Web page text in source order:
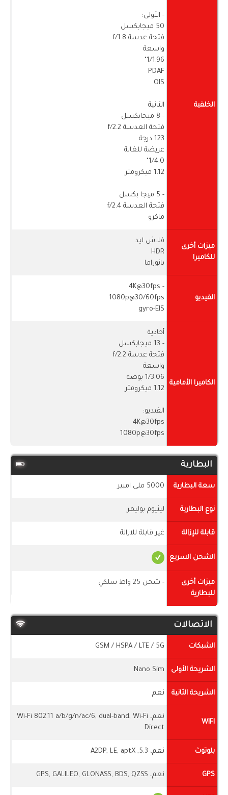
الخلفية
- الأولى:
50 ميجابكسل
فتحة عدسة f/1.8
واسعة
1/1.96"
PDAF
OIS
الثانية
- 8 ميجابكسل
فتحة العدسة f/2.2
123 درجة
عريضة للغاية
1/4.0"
1.12 ميكرومتر
- 5 ميجا بكسل
فتحة العدسة f/2.4
ماكرو
ميزات أخرى
للكاميرا
فلاش ليد
HDR
بانوراما
الفيديو
- 4K@30fps
1080p@30/60fps
gyro-EIS
الكاميرا الأمامية
أحادية
- 13 ميجابكسل
فتحة عدسة f/2.2
واسعة
1/3.06 بوصة
1.12 ميكرومتر
الفيديو:
4K@30fps
1080p@30fps
البطارية
سعة البطارية 5000 ملى امبير
نوع البطارية ليثيوم بوليمر
قابلة للإزالة غير قابلة للازالة
الشحن السريع
ميزات أخرى
للبطارية
- شحن 25 واط سلكي
الاتصالات
الشبكات GSM / HSPA / LTE / 5G
الشريحة الأولى Nano Sim
الشريحة الثانية نعم
WIFI
نعم، Wi-Fi 802.11 a/b/g/n/ac/6, dual-band, Wi-Fi
Direct
بلوتوث نعم، 5.3, A2DP, LE, aptX
GPS نعم، GPS, GALILEO, GLONASS, BDS, QZSS